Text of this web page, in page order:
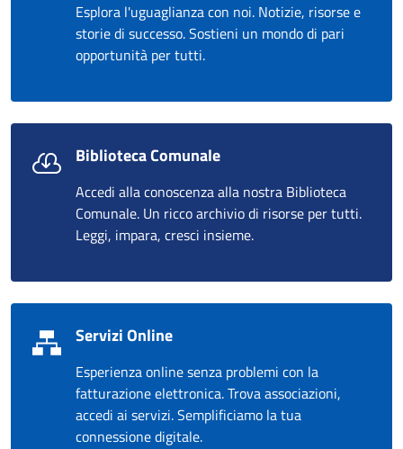
Esplora l'uguaglianza con noi. Notizie, risorse e
storie di successo. Sostieni un mondo di pari
opportunità per tutti.
Biblioteca Comunale
Accedi alla conoscenza alla nostra Biblioteca
Comunale. Un ricco archivio di risorse per tutti.
Leggi, impara, cresci insieme.
Servizi Online
Esperienza online senza problemi con la
fatturazione elettronica. Trova associazioni,
accedi ai servizi. Semplificiamo la tua
connessione digitale.